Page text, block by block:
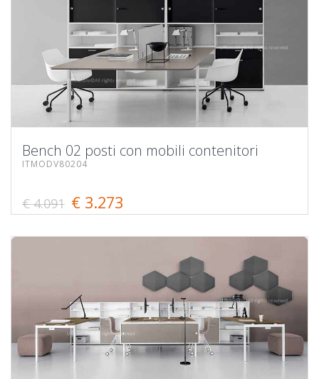
Bench 02 posti con mobili contenitori
ITMODV80204
€ 4.091 € 3.273